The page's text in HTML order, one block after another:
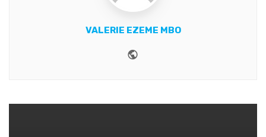
VALERIE EZEME MBO